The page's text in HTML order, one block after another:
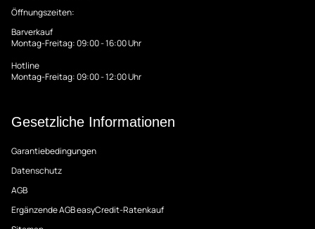
Öffnungszeiten:
Barverkauf
Montag-Freitag: 09:00 - 16:00 Uhr
Hotline
Montag-Freitag: 09:00 - 12:00 Uhr
Gesetzliche Informationen
Garantiebedingungen
Datenschutz
AGB
Ergänzende AGB easyCredit-Ratenkauf